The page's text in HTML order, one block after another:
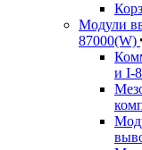
Модули
87000(W)
и I-